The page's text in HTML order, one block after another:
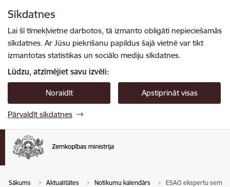
Sīkdatnes
Lai šī tīmekļvietne darbotos, tā izmanto obligāti nepieciešamās
sīkdatnes. Ar Jūsu piekrišanu papildus šajā vietnē var tikt
izmantotas statistikas un sociālo mediju sīkdatnes.
Lūdzu, atzīmējiet savu izvēli:
Noraidīt Apstiprināt visas
Pārvaldīt sīkdatnes
Sākums Aktualitātes Notikumu kalendārs ESAO ekspertu